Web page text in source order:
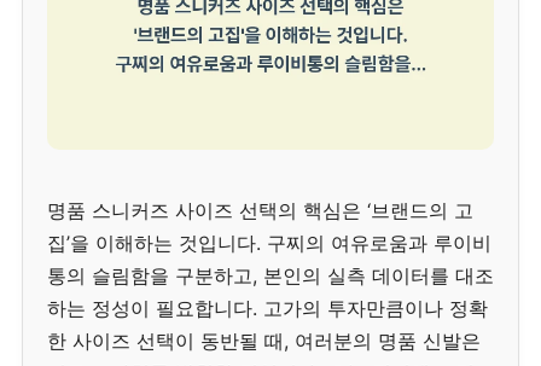
명품 스니커즈 사이즈 선택의 핵심은 ‘브랜드의 고
집’을 이해하는 것입니다. 구찌의 여유로움과 루이비
통의 슬림함을 구분하고, 본인의 실측 데이터를 대조
하는 정성이 필요합니다. 고가의 투자만큼이나 정확
한 사이즈 선택이 동반될 때, 여러분의 명품 신발은